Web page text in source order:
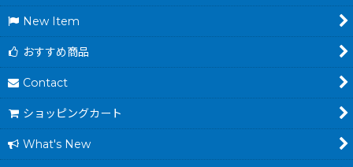
New Item
おすすめ商品
Contact
ショッピングカート
What's New